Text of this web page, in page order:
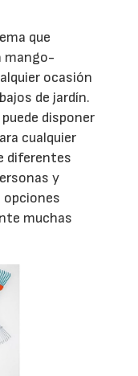
que
mango-
ocasión
de jardín.
disponer
cualquier
diferentes
y
opciones
muchas